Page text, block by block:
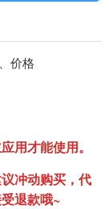
价格
用才能使用。
冲动购买，代
退款哦~